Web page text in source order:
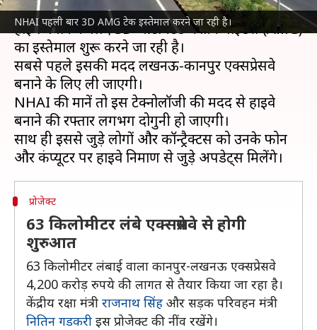
NHAI पहली बार 3D AMG टेक इस्तेमाल करने जा रही है।
भारतीय राष्ट्रीय राजमार्ग प्राधिकरण (NHAI) पहली बार
हाइवे बनाने के लिए 3D ऑटोमेटेड मशीन गाइडेंस (AMG)
का इस्तेमाल शुरू करने जा रही है।
सबसे पहले इसकी मदद लखनऊ-कानपुर एक्सप्रेसवे
बनाने के लिए ली जाएगी।
NHAI की मानें तो इस टेक्नोलॉजी की मदद से हाइवे
बनाने की रफ्तार लगभग दोगुनी हो जाएगी।
साथ ही इससे जुड़े लोगों और कॉन्ट्रैक्टर्स को उनके फोन
प्रोजेक्ट
63 किलोमीटर लंबे एक्सप्रेसवे से होगी
शुरुआत
63 किलोमीटर लंबाई वाला कानपुर-लखनऊ एक्सप्रेसवे
4,200 करोड़ रुपये की लागत से तैयार किया जा रहा है।
केंद्रीय रक्षा मंत्री राजनाथ सिंह और सड़क परिवहन मंत्री
नितिन गडकरी इस प्रोजेक्ट की नींव रखेंगे।